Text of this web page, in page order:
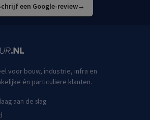
een Google-review→
voor bouw, industrie, infra en
én particuliere klanten.
aan de slag